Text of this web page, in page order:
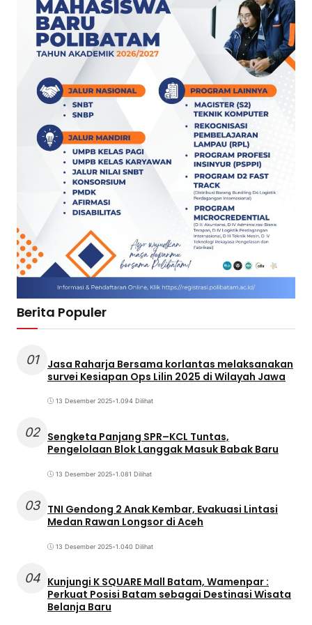
Berita Populer
01
Jasa Raharja Bersama korlantas melaksanakan
survei Kesiapan Ops Lilin 2025 di Wilayah Jawa
13 Desember 2025•1.094 Dilihat
02 Sengketa Panjang SPR–KCL Tuntas,
Pengelolaan Blok Langgak Masuk Babak Baru
13 Desember 2025•1.081 Dilihat
03 TNI Gendong 2 Anak Kembar, Evakuasi Lintasi
Medan Rawan Longsor di Aceh
13 Desember 2025•1.040 Dilihat
04 Kunjungi K SQUARE Mall Batam, Wamenpar :
Perkuat Posisi Batam sebagai Destinasi Wisata
Belanja Baru